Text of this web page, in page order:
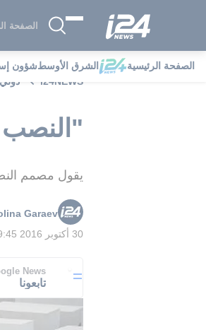
الصفحة
الصفحة الرئيسية الشرق الأوسطشؤون
i24NEWS
دولي
"النصب
يقول مصمم
Garaev
30 أكتوبر 2016 09:45 ص
News
تابعونا